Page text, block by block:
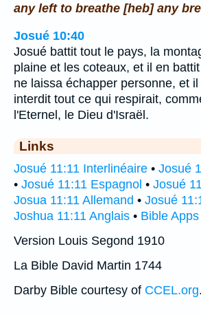
any left to breathe [heb] any
Josué 10:40
Josué battit tout le pays, la
plaine et les coteaux, et il en
ne laissa échapper personne, et
interdit tout ce qui respirait,
l'Eternel, le Dieu d'Israël.
Links
Josué 11:11 Interlinéaire • Josué
• Josué 11:11 Espagnol • Josué
Josua 11:11 Allemand • Josué
Joshua 11:11 Anglais • Bible Apps
Version Louis Segond 1910
La Bible David Martin 1744
Darby Bible courtesy of CCEL.org.